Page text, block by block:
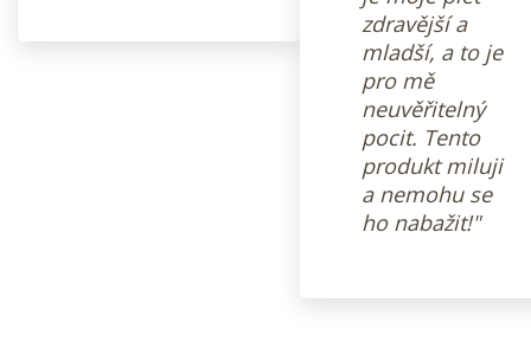
zdravější a
mladší, a to je
pro mě
neuvěřitelný
pocit. Tento
produkt miluji
a nemohu se
ho nabažit!"